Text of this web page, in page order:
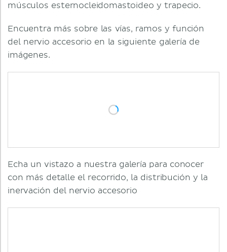
músculos esternocleidomastoideo y trapecio.
Encuentra más sobre las vías, ramos y función
del nervio accesorio en la siguiente galería de
imágenes.
Echa un vistazo a nuestra galería para conocer
con más detalle el recorrido, la distribución y la
inervación del nervio accesorio